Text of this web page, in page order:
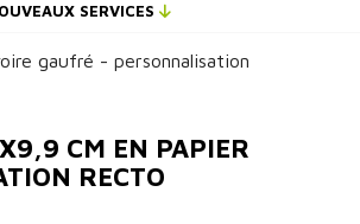
SERVICES
gaufré - personnalisation
CM EN PAPIER
RECTO